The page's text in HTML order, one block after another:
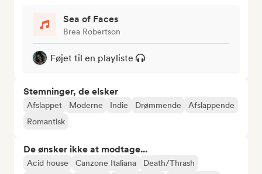
Sea of Faces
Brea Robertson
Føjet til en playliste
Stemninger, de elsker
Afslappet Moderne Indie Drømmende
Afslappende
Romantisk
De ønsker ikke at modtage...
Acid house Canzone Italiana
Death/Thrash